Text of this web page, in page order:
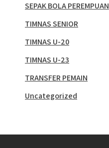
SEPAK BOLA PEREMPUAN
TIMNAS SENIOR
TIMNAS U-20
TIMNAS U-23
TRANSFER PEMAIN
Uncategorized